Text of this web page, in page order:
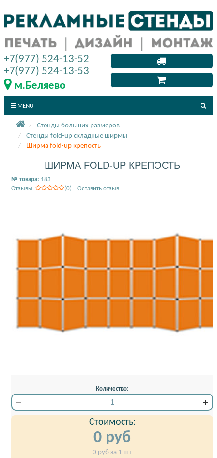
Стенды больших размеров
Стенды fold-up складные ширмы
Ширма fold-up крепость
ШИРМА FOLD-UP КРЕПОСТЬ
№ товара: 183
Отзывы:
(0) Оставить отзыв
Количество:
Стоимость:
0 руб
0 руб за 1 шт
+7(977) 524-13-52
+7(977) 524-13-53
м.Беляево
MENU